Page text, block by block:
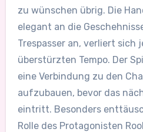
zu wünschen übrig. Die
elegant an die
Trespasser an, verliert sich
überstürzten Tempo. Der
eine Verbindung zu den
aufzubauen, bevor das
eintritt. Besonders
Rolle des Protagonisten